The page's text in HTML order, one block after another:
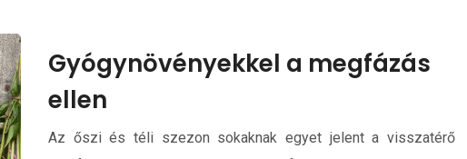
Gyógynövényekkel a megfázás
ellen
Az őszi és téli szezon sokaknak egyet jelent a visszatérő